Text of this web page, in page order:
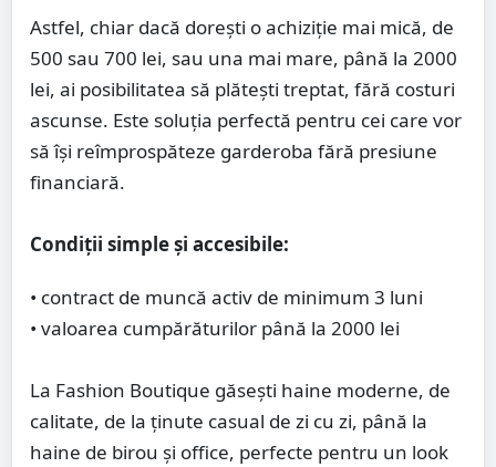
Astfel, chiar dacă dorești o achiziție mai mică, de
500 sau 700 lei, sau una mai mare, până la 2000
lei, ai posibilitatea să plătești treptat, fără costuri
ascunse. Este soluția perfectă pentru cei care vor
să își reîmprospăteze garderoba fără presiune
financiară.
Condiții simple și accesibile:
• contract de muncă activ de minimum 3 luni
• valoarea cumpărăturilor până la 2000 lei
La Fashion Boutique găsești haine moderne, de
calitate, de la ținute casual de zi cu zi, până la
haine de birou și office, perfecte pentru un look